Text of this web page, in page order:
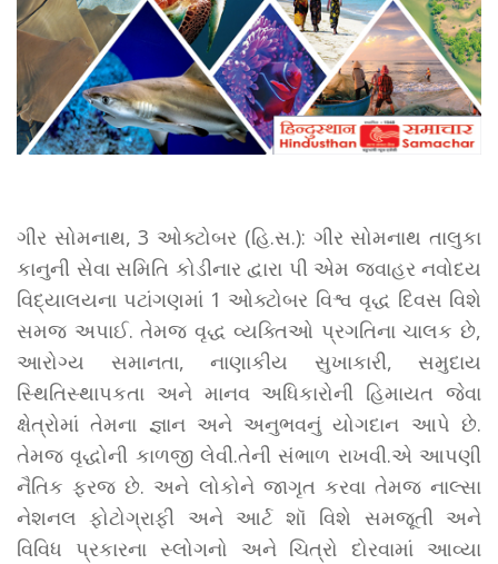
ગીર સોમનાથ, 3 ઓક્ટોબર (હિ.સ.): ગીર સોમનાથ તાલુકા
કાનુની સેવા સમિતિ કોડીનાર દ્વારા પી એમ જવાહર નવોદય
વિદ્યાલયના પટાંગણમાં 1 ઓક્ટોબર વિશ્વ વૃદ્ધ દિવસ વિશે
સમજ અપાઈ. તેમજ વૃદ્ધ વ્યક્તિઓ પ્રગતિના ચાલક છે,
આરોગ્ય સમાનતા, નાણાકીય સુખાકારી, સમુદાય
સ્થિતિસ્થાપકતા અને માનવ અધિકારોની હિમાયત જેવા
ક્ષેત્રોમાં તેમના જ્ઞાન અને અનુભવનું યોગદાન આપે છે.
તેમજ વૃદ્ધોની કાળજી લેવી.તેની સંભાળ રાખવી.એ આપણી
નૈતિક ફરજ છે. અને લોકોને જાગૃત કરવા તેમજ નાલ્સા
નેશનલ ફોટોગ્રાફી અને આર્ટ શૉ વિશે સમજૂતી અને
વિવિધ પ્રકારના સ્લોગનો અને ચિત્રો દોરવામાં આવ્યા